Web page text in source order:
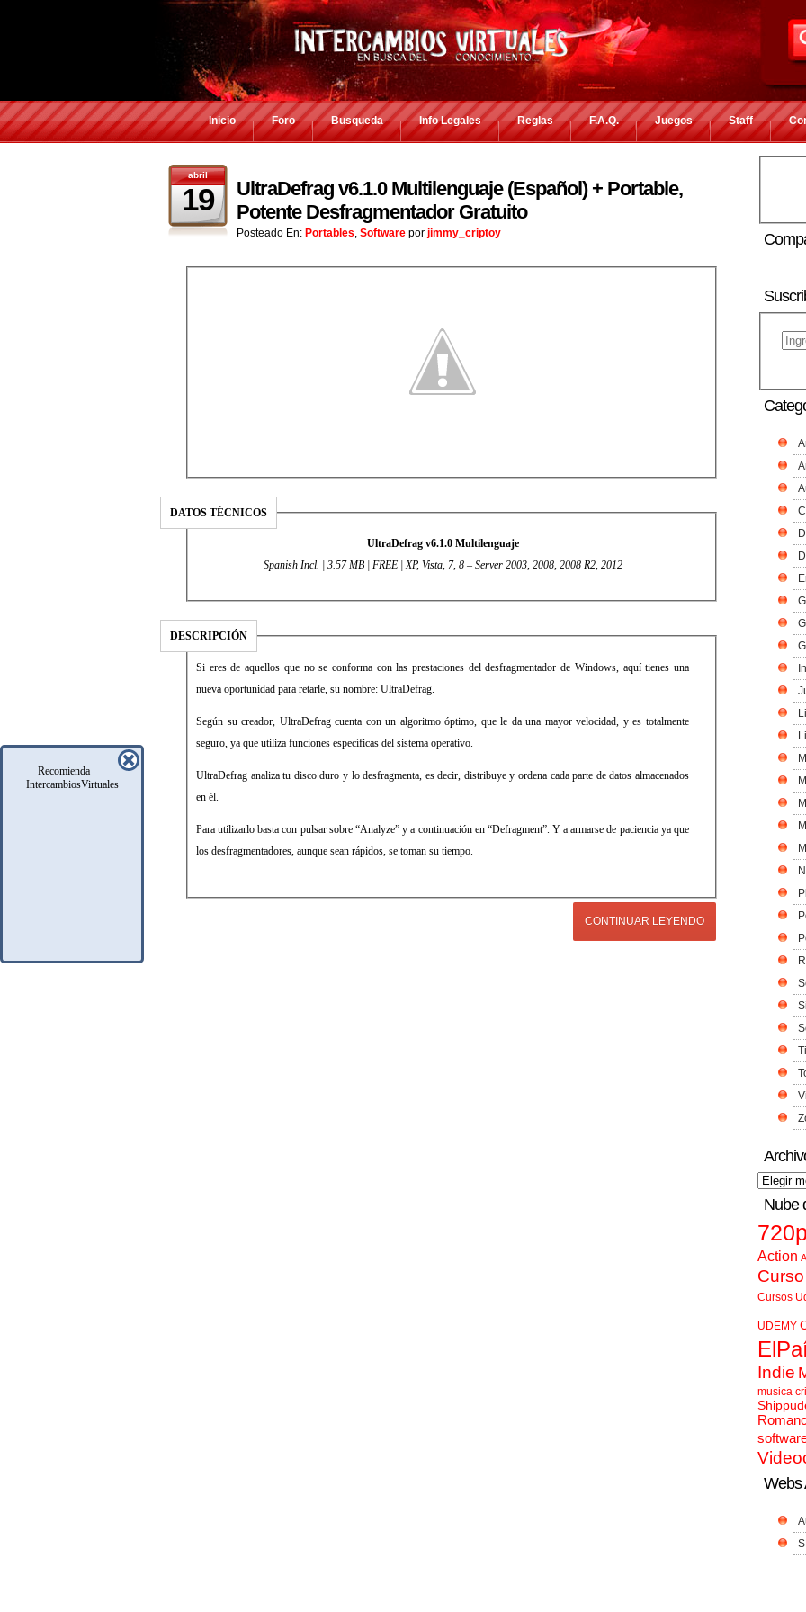
Recomienda
IntercambiosVirtuales
Inicio Foro Busqueda Info Legales Reglas F.A.Q. Juegos Staff
abril
19
UltraDefrag v6.1.0 Multilenguaje (Español) + Portable,
Potente Desfragmentador Gratuito
Posteado En: Portables, Software por jimmy_criptoy
DATOS TÉCNICOS
UltraDefrag v6.1.0 Multilenguaje
Spanish Incl. | 3.57 MB | FREE | XP, Vista, 7, 8 – Server 2003, 2008, 2008 R2, 2012
DESCRIPCIÓN
Si eres de aquellos que no se conforma con las prestaciones del desfragmentador de Windows, aquí tienes una
nueva oportunidad para retarle, su nombre: UltraDefrag.
Según su creador, UltraDefrag cuenta con un algoritmo óptimo, que le da una mayor velocidad, y es totalmente
seguro, ya que utiliza funciones específicas del sistema operativo.
UltraDefrag analiza tu disco duro y lo desfragmenta, es decir, distribuye y ordena cada parte de datos almacenados
en él.
Para utilizarlo basta con pulsar sobre “Analyze” y a continuación en “Defragment”. Y a armarse de paciencia ya que
los desfragmentadores, aunque sean rápidos, se toman su tiempo.
CONTINUAR LEYENDO
Nube
Action
Cursos
UDEMY
Indie
musica
Webs